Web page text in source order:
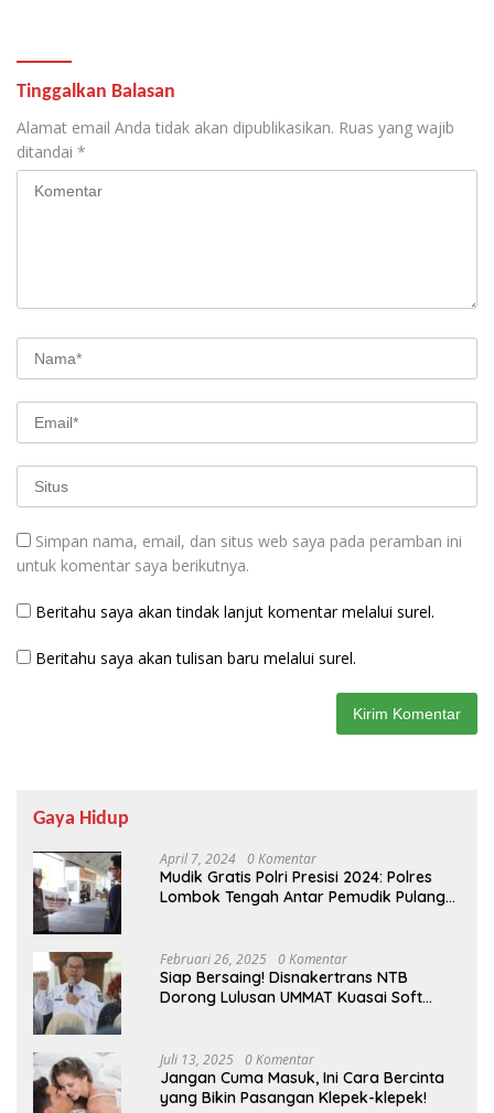
Tinggalkan Balasan
Alamat email Anda tidak akan dipublikasikan. Ruas yang wajib
ditandai *
Simpan nama, email, dan situs web saya pada peramban ini
untuk komentar saya berikutnya.
Beritahu saya akan tindak lanjut komentar melalui surel.
Beritahu saya akan tulisan baru melalui surel.
Gaya Hidup
April 7, 2024 0 Komentar
Mudik Gratis Polri Presisi 2024: Polres
Lombok Tengah Antar Pemudik Pulang
Februari 26, 2025 0 Komentar
Siap Bersaing! Disnakertrans NTB
Dorong Lulusan UMMAT Kuasai Soft
Juli 13, 2025 0 Komentar
Jangan Cuma Masuk, Ini Cara Bercinta
yang Bikin Pasangan Klepek-klepek!